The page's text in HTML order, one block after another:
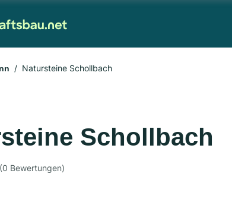
Natursteine Schollbach
Schollbach
(0 Bewertungen)